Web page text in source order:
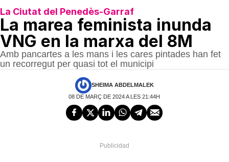
La Ciutat del Penedès-Garraf
La marea feminista inunda
VNG en la marxa del 8M
Amb pancartes a les mans i les cares pintades han fet
un recorregut per quasi tot el municipi
SHEIMA ABDELMALEK
08 DE MARÇ DE 2024 A LES 21:44H